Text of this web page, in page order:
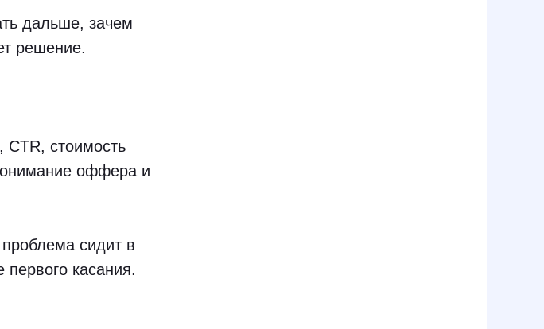
дальше, зачем
решение.
CTR, стоимость
оффера и
сидит в
первого касания.